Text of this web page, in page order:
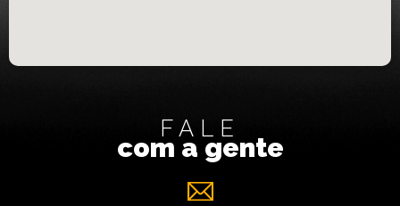
FALE
com a gente